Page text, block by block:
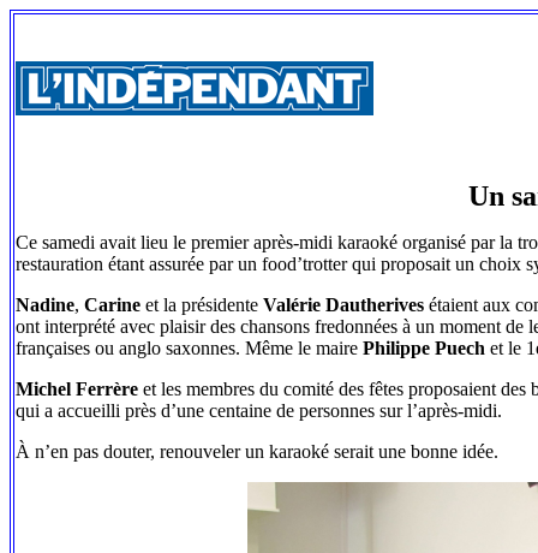
Un
Ce samedi avait lieu le premier après-midi karaoké organisé par la
restauration étant assurée par un food’trotter qui proposait un choix
Nadine, Carine et la présidente Valérie Dautherives étaient aux
ont interprété avec plaisir des chansons fredonnées à un moment
françaises ou anglo saxonnes. Même le maire Philippe Puech et le
Michel Ferrère et les membres du comité des fêtes proposaient
qui a accueilli près d’une centaine de personnes sur l’après-midi.
À n’en pas douter, renouveler un karaoké serait une bonne idée.